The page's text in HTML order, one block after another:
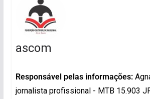
ascom
Responsável pelas informações:
jornalista profissional - MTB 15.903